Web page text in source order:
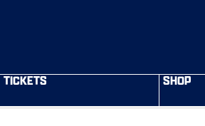
TICKETS SHOP